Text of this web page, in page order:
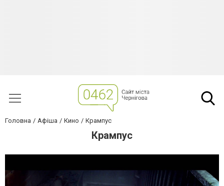
Головна Афіша Кино Крампус
Крампус